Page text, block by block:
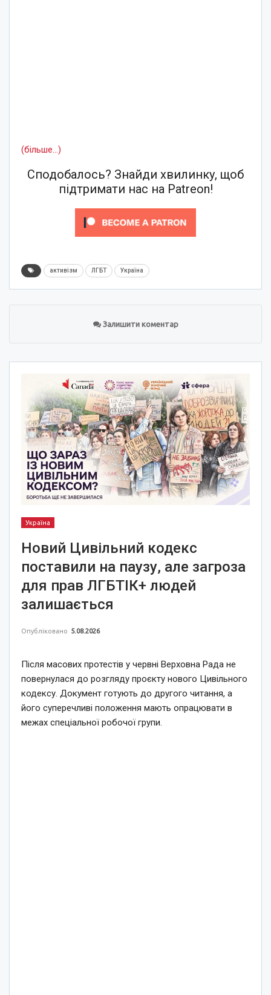
(більше…)
Сподобалось? Знайди хвилинку, щоб
підтримати нас на Patreon!
активізм ЛГБТ Україна
Залишити коментар
Україна
Новий Цивільний кодекс
поставили на паузу, але загроза
для прав ЛГБТІК+ людей
залишається
Опубліковано 5.08.2026
Після масових протестів у червні Верховна Рада не
повернулася до розгляду проєкту нового Цивільного
кодексу. Документ готують до другого читання, а
його суперечливі положення мають опрацювати в
межах спеціальної робочої групи.